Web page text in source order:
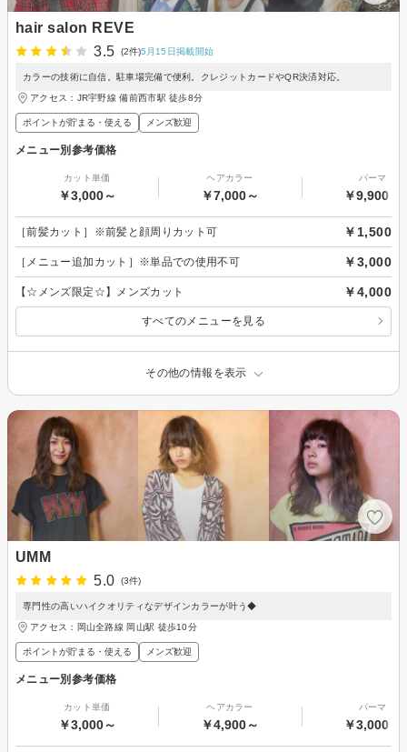
hair salon REVE
3.5
(2件)5月15日掲載開始
カラーの技術に自信。駐車場完備で便利。クレジットカードやQR決済対応。
アクセス：JR宇野線 備前西市駅 徒歩8分
ポイントが貯まる・使える メンズ歓迎
メニュー別参考価格
カット単価
￥3,000～
ヘアカラー
￥7,000～
パーマ
￥9,900～
［前髪カット］※前髪と顔周りカット可 ￥1,500
［メニュー追加カット］※単品での使用不可 ￥3,000
【☆メンズ限定☆】メンズカット ￥4,000
すべてのメニューを見る
その他の情報を表示
UMM
5.0
(3件)
専門性の高いハイクオリティなデザインカラーが叶う◆
アクセス：岡山全路線 岡山駅 徒歩10分
ポイントが貯まる・使える メンズ歓迎
メニュー別参考価格
カット単価
￥3,000～
ヘアカラー
￥4,900～
パーマ
￥3,000～